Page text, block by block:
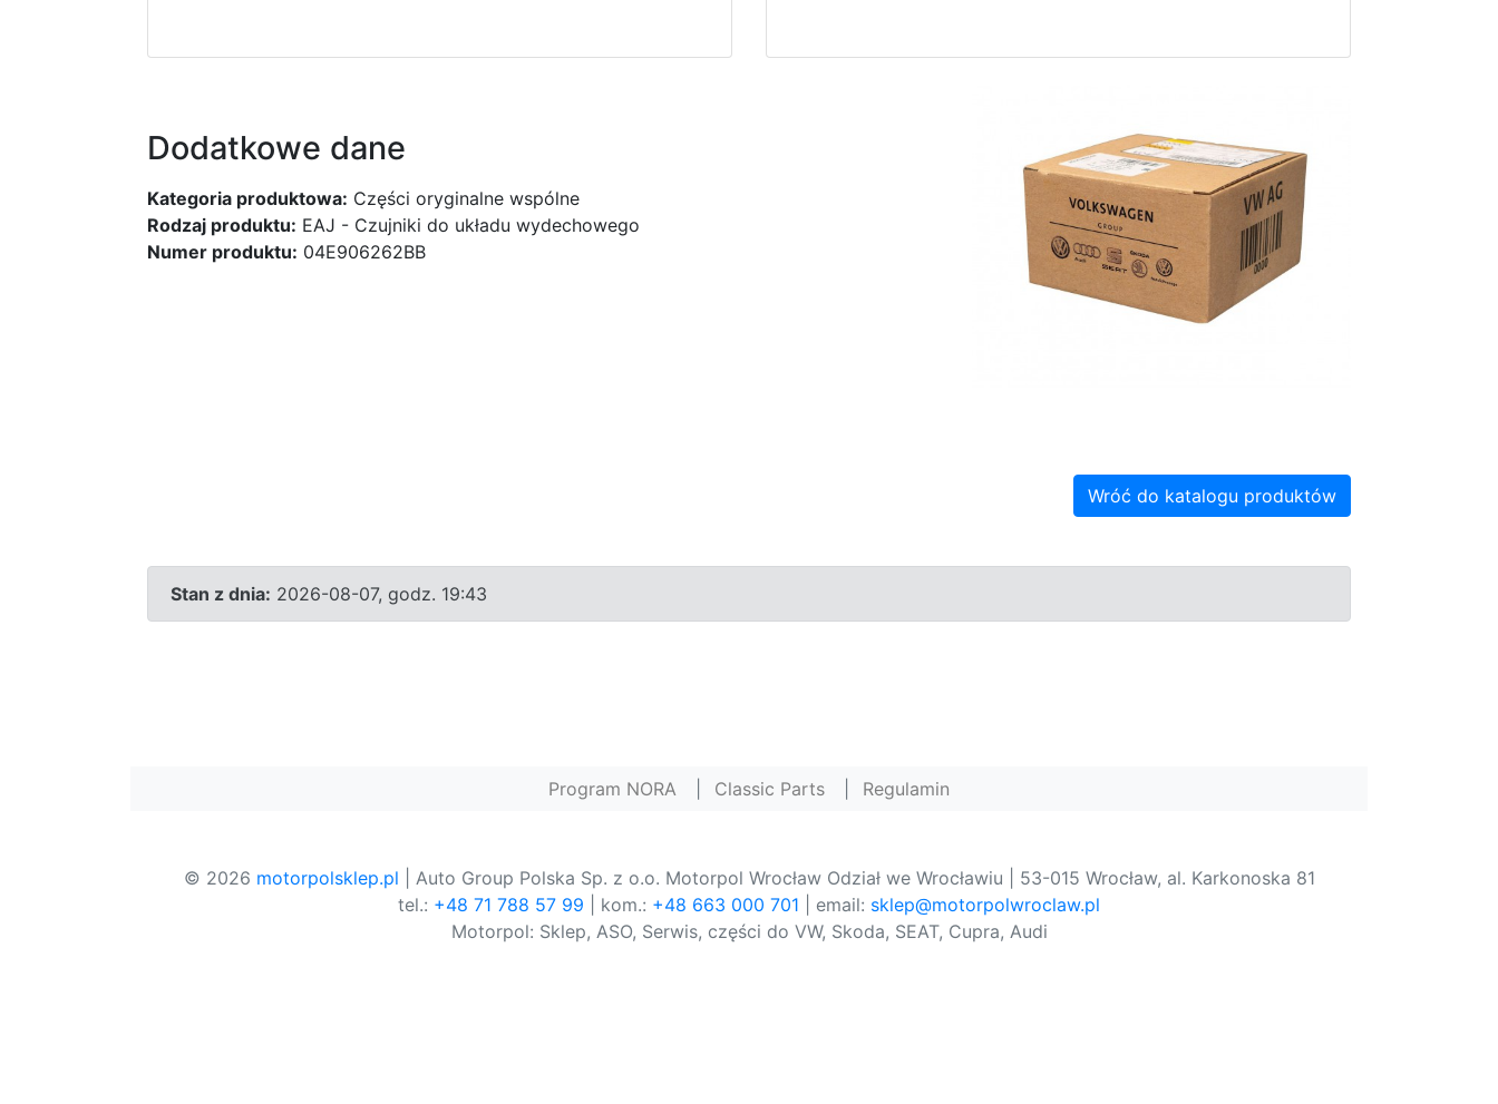
Dodatkowe dane
Kategoria produktowa: Części oryginalne wspólne
Rodzaj produktu: EAJ - Czujniki do układu wydechowego
Numer produktu: 04E906262BB
Wróć do katalogu produktów
Stan z dnia: 2026-08-07, godz. 19:43
Program NORA Classic Parts Regulamin
© 2026 motorpolsklep.pl | Auto Group Polska Sp. z o.o. Motorpol Wrocław Odział we Wrocławiu | 53-015 Wrocław, al. Karkonoska 81
tel.: +48 71 788 57 99 | kom.: +48 663 000 701 | email: sklep@motorpolwroclaw.pl
Motorpol: Sklep, ASO, Serwis, części do VW, Skoda, SEAT, Cupra, Audi